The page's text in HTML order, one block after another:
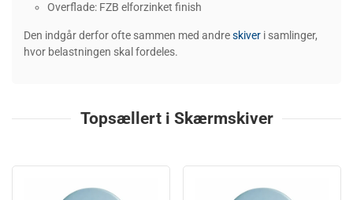
Overflade: FZB elforzinket finish
Den indgår derfor ofte sammen med andreskiver i samlinger,
hvor belastningen skal fordeles.
Topsællert i Skærmskiver